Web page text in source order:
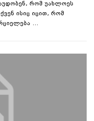
რომ უახლოეს
ისიც იცით, რომ
…